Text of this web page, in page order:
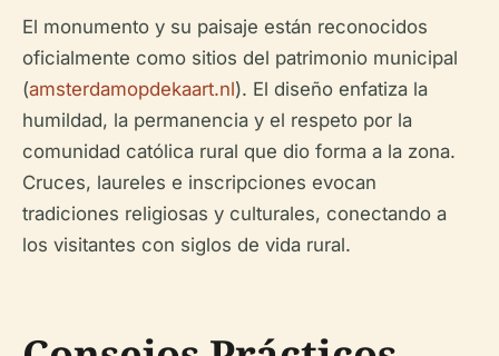
El monumento y su paisaje están reconocidos
oficialmente como sitios del patrimonio municipal
(amsterdamopdekaart.nl). El diseño enfatiza la
humildad, la permanencia y el respeto por la
comunidad católica rural que dio forma a la zona.
Cruces, laureles e inscripciones evocan
tradiciones religiosas y culturales, conectando a
los visitantes con siglos de vida rural.